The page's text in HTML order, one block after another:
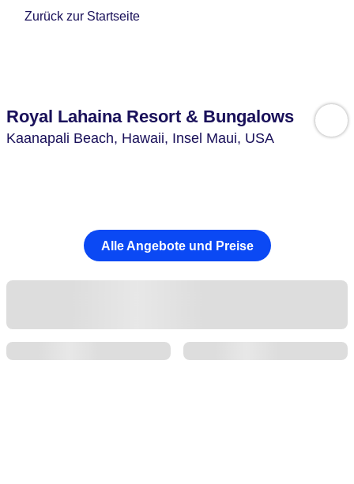
Zurück zur Startseite
Royal Lahaina Resort & Bungalows
Kaanapali Beach, Hawaii, Insel Maui, USA
Alle Angebote und Preise